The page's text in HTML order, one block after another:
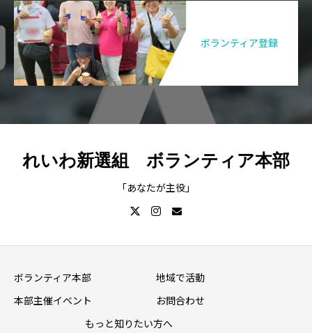
ボランティア登録
れいわ新選組 ボランティア本部
「あなたが主役」
ボランティア本部 地域で活動
本部主催イベント お問合わせ
もっと知りたい方へ